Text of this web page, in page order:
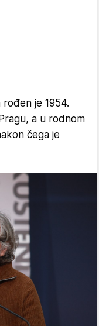
je 1954.
a u rodnom
čega je